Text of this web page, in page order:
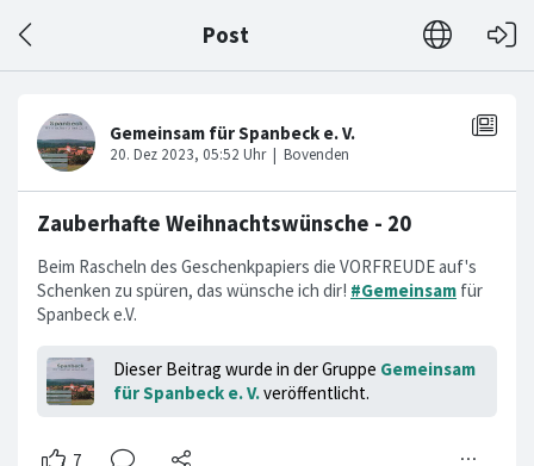
Post
Zauberhafte Weihnachtswünsche - 20
Beim Rascheln des Geschenkpapiers die VORFREUDE auf's
Schenken zu spüren, das wünsche ich dir! #Gemeinsam für
Spanbeck e.V.
Dieser Beitrag wurde in der Gruppe Gemeinsam
für Spanbeck e. V.veröffentlicht.